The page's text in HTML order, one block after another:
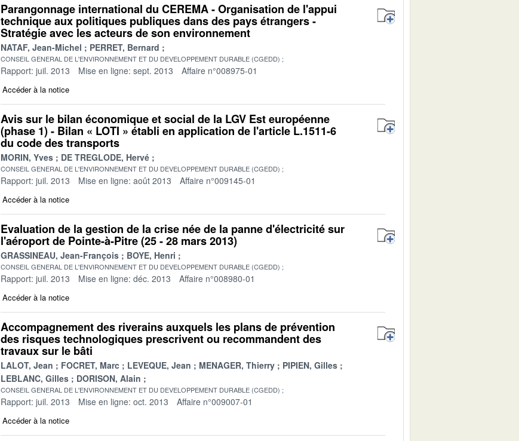
Parangonnage international du CEREMA - Organisation de l'appui
technique aux politiques publiques dans des pays étrangers -
Stratégie avec les acteurs de son environnement
NATAF, Jean-Michel PERRET, Bernard
CONSEIL GENERAL DE L'ENVIRONNEMENT ET DU DEVELOPPEMENT DURABLE (CGEDD)
Rapport: juil. 2013 Mise en ligne: sept. 2013 Affaire n°008975-01
Accéder à la notice
Avis sur le bilan économique et social de la LGV Est européenne
(phase 1) - Bilan « LOTI » établi en application de l'article L.1511-6
du code des transports
MORIN, Yves DE TREGLODE, Hervé
CONSEIL GENERAL DE L'ENVIRONNEMENT ET DU DEVELOPPEMENT DURABLE (CGEDD)
Rapport: juil. 2013 Mise en ligne: août 2013 Affaire n°009145-01
Accéder à la notice
Evaluation de la gestion de la crise née de la panne d'électricité sur
l'aéroport de Pointe-à-Pitre (25 - 28 mars 2013)
GRASSINEAU, Jean-François BOYE, Henri
CONSEIL GENERAL DE L'ENVIRONNEMENT ET DU DEVELOPPEMENT DURABLE (CGEDD)
Rapport: juil. 2013 Mise en ligne: déc. 2013 Affaire n°008980-01
Accéder à la notice
Accompagnement des riverains auxquels les plans de prévention
des risques technologiques prescrivent ou recommandent des
travaux sur le bâti
LALOT, Jean FOCRET, Marc LEVEQUE, Jean MENAGER, Thierry
PIPIEN, Gilles
LEBLANC, Gilles
DORISON, Alain
CONSEIL GENERAL DE L'ENVIRONNEMENT ET DU DEVELOPPEMENT DURABLE (CGEDD)
Rapport: juil. 2013 Mise en ligne: oct. 2013 Affaire n°009007-01
Accéder à la notice